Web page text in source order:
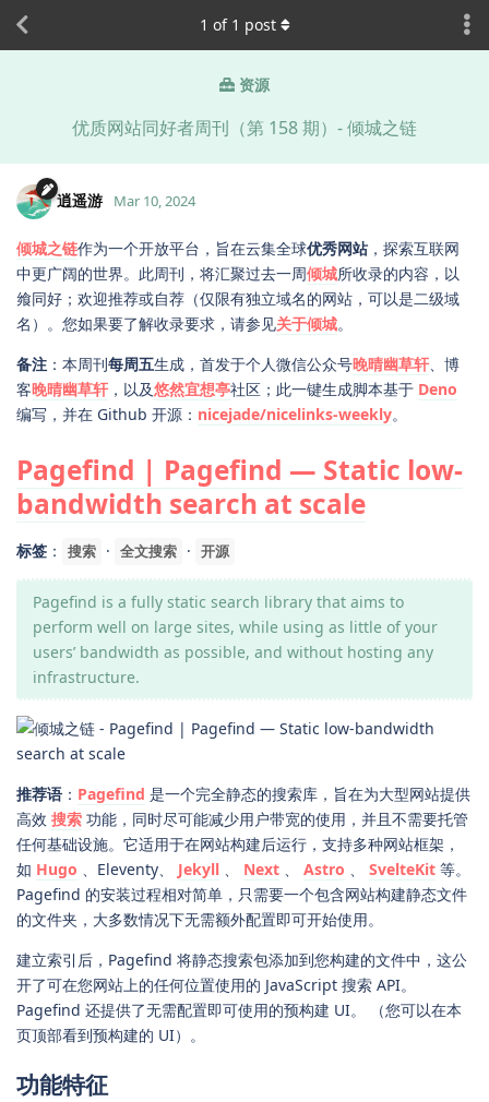
资源
优质网站同好者周刊（第 158 期）- 倾城之链
1 of 1 post
逍遥游 Mar 10, 2024
倾城之链作为一个开放平台，旨在云集全球优秀网站 ，探索互联网
中更广阔的世界。此周刊，将汇聚过去一周倾城所收录的内容，以
飨同好；欢迎推荐或自荐（仅限有独立域名的网站，可以是二级域
名）。您如果要了解收录要求，请参见关于倾城。
备注 ：本周刊每周五生成，首发于个人微信公众号晚晴幽草轩 、博
客晚晴幽草轩 ，以及悠然宜想亭社区；此一键生成脚本基于 Deno
编写，并在 Github 开源： nicejade/nicelinks-weekly。
Pagefind | Pagefind — Static low-
bandwidth search at scale
标签 ： 搜索 · 全文搜索 · 开源
Pagefind is a fully static search library that aims to
perform well on large sites, while using as little of your
users’ bandwidth as possible, and without hosting any
infrastructure.
推荐语 ： Pagefind 是一个完全静态的搜索库，旨在为大型网站提供
高效 搜索 功能，同时尽可能减少用户带宽的使用，并且不需要托管
任何基础设施。它适用于在网站构建后运行，支持多种网站框架，
如 Hugo 、Eleventy、 Jekyll 、 Next 、 Astro 、 SvelteKit 等。
Pagefind 的安装过程相对简单，只需要一个包含网站构建静态文件
的文件夹，大多数情况下无需额外配置即可开始使用。
建立索引后，Pagefind 将静态搜索包添加到您构建的文件中，这公
开了可在您网站上的任何位置使用的 JavaScript 搜索 API。
Pagefind 还提供了无需配置即可使用的预构建 UI。 （您可以在本
页顶部看到预构建的 UI）。
功能特征